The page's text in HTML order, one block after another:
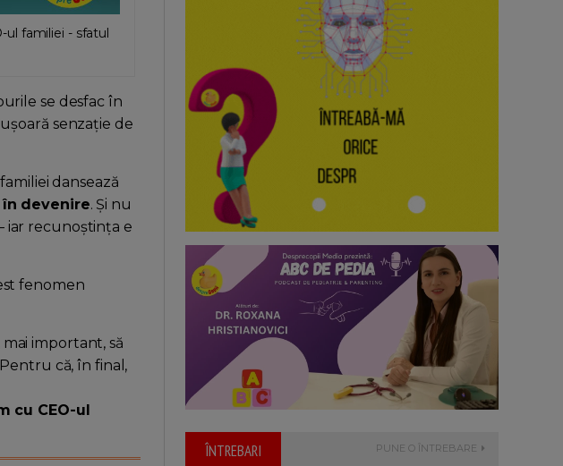
familiei - sfatul
se desfac în
senzație de
dansează
în devenire. Și nu
iar recunoștința e
fenomen
mai important, să
Pentru că, în final,
cu CEO-ul
ÎNTREBARI PUNE O ÎNTREBARE